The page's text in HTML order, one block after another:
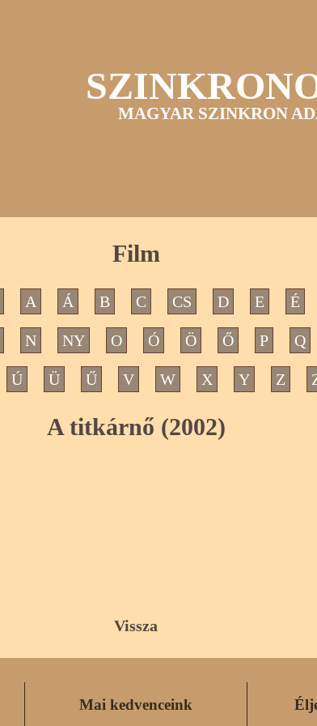
MAGYAR SZINKRON
Film
A Á B C CS D E É
N NY O Ó Ö Ő P Q
Ú Ü Ű V W X Y Z
A titkárnő (2002)
Vissza
Mai kedvenceink